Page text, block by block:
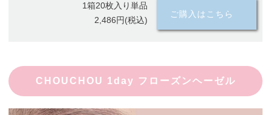
1箱20枚入り単品
2,486円(税込)
ご購入はこちら
CHOUCHOU 1day フローズンヘーゼル